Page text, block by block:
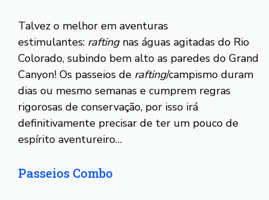
Talvez o melhor em aventuras
estimulantes: raftingnas águas agitadas do Rio
Colorado, subindo bem alto as paredes do Grand
Canyon! Os passeios de rafting/campismo duram
dias ou mesmo semanas e cumprem regras
rigorosas de conservação, por isso irá
definitivamente precisar de ter um pouco de
espírito aventureiro…
Passeios Combo